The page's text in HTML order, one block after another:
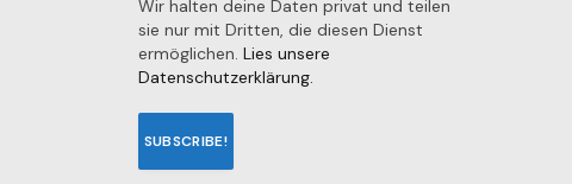
Wir halten deine Daten privat und teilen
sie nur mit Dritten, die diesen Dienst
ermöglichen. Lies unsere
Datenschutzerklärung.